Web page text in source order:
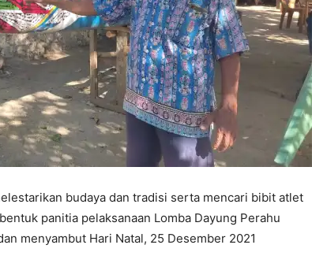
budaya dan tradisi serta mencari bibit atlet
panitia pelaksanaan Lomba Dayung Perahu
menyambut Hari Natal, 25 Desember 2021